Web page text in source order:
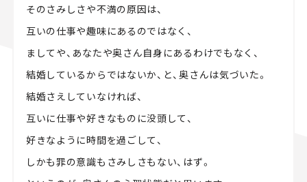
そのさみしさや不満の原因は、
互いの仕事や趣味にあるのではなく、
ましてや、あなたや奥さん自身にあるわけでもなく、
結婚しているからではないか、と、奥さんは気づいた。
結婚さえしていなければ、
互いに仕事や好きなものに没頭して、
好きなように時間を過ごして、
しかも罪の意識もさみしさもない、はず。